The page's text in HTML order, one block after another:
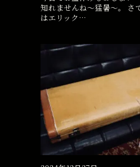
知れませんね〜猛暑〜。 さ
はエリック…